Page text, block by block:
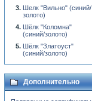
Шелк "Вильно" (синий/
золото)
Шёлк "Коломна"
(синий/золото)
Шёлк "Златоуст"
(синий/золото)
Дополнительно